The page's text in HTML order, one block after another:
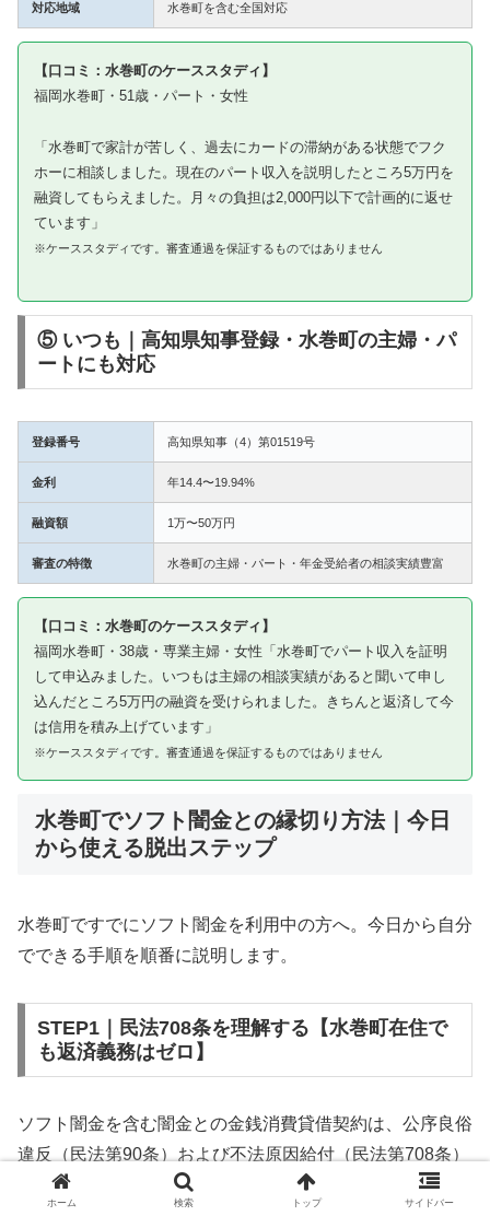
対応地域 水巻町を含む全国対応
【口コミ：水巻町のケーススタディ】
福岡水巻町・51歳・パート・女性
「水巻町で家計が苦しく、過去にカードの滞納がある状態でフク
ホーに相談しました。現在のパート収入を説明したところ5万円を
融資してもらえました。月々の負担は2,000円以下で計画的に返せ
ています」
※ケーススタディです。審査通過を保証するものではありません
⑤ いつも｜高知県知事登録・水巻町の主婦・パ
ートにも対応
登録番号 高知県知事（4）第01519号
金利 年14.4〜19.94%
融資額 1万〜50万円
審査の特徴 水巻町の主婦・パート・年金受給者の相談実績豊富
【口コミ：水巻町のケーススタディ】
福岡水巻町・38歳・専業主婦・女性「水巻町でパート収入を証明
して申込みました。いつもは主婦の相談実績があると聞いて申し
込んだところ5万円の融資を受けられました。きちんと返済して今
は信用を積み上げています」
※ケーススタディです。審査通過を保証するものではありません
水巻町でソフト闇金との縁切り方法｜今日
から使える脱出ステップ
水巻町ですでにソフト闇金を利用中の方へ。今日から自分
でできる手順を順番に説明します。
STEP1｜民法708条を理解する【水巻町在住で
も返済義務はゼロ】
ソフト闇金を含む闇金との金銭消費貸借契約は、公序良俗
違反（民法第90条）および不法原因給付（民法第708条）
に該当するため、法的には無効です。水巻町在住であって
ホーム 検索 トップ サイドバー